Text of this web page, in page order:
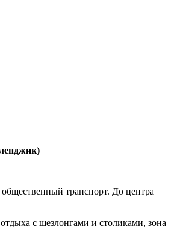
транспорт. До центра
с шезлонгами и столиками, зона